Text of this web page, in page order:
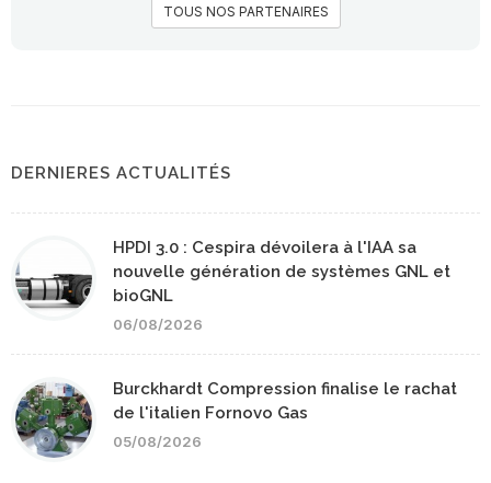
TOUS NOS PARTENAIRES
DERNIERES ACTUALITÉS
HPDI 3.0 : Cespira dévoilera à l'IAA sa
nouvelle génération de systèmes GNL et
bioGNL
06/08/2026
Burckhardt Compression finalise le rachat
de l'italien Fornovo Gas
05/08/2026